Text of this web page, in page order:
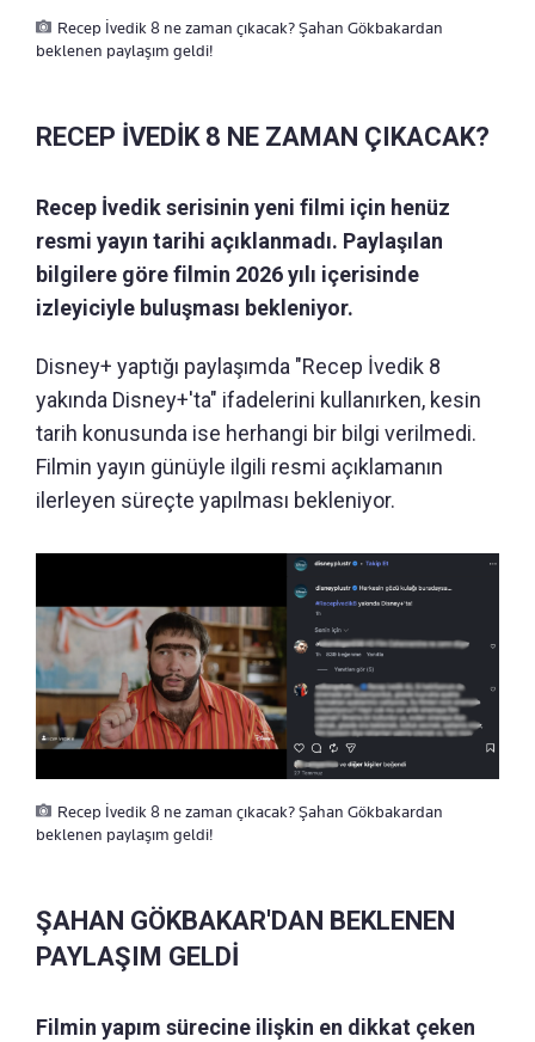
Recep İvedik 8 ne zaman çıkacak? Şahan Gökbakardan
beklenen paylaşım geldi!
RECEP İVEDİK 8 NE ZAMAN ÇIKACAK?
Recep İvedik serisinin yeni filmi için henüz
resmi yayın tarihi açıklanmadı. Paylaşılan
bilgilere göre filmin 2026 yılı içerisinde
izleyiciyle buluşması bekleniyor.
Disney+ yaptığı paylaşımda "Recep İvedik 8
yakında Disney+'ta" ifadelerini kullanırken, kesin
tarih konusunda ise herhangi bir bilgi verilmedi.
Filmin yayın günüyle ilgili resmi açıklamanın
ilerleyen süreçte yapılması bekleniyor.
Recep İvedik 8 ne zaman çıkacak? Şahan Gökbakardan
beklenen paylaşım geldi!
ŞAHAN GÖKBAKAR'DAN BEKLENEN
PAYLAŞIM GELDİ
Filmin yapım sürecine ilişkin en dikkat çeken